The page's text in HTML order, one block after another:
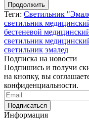
Продолжить
Теги: Светильник
светильник
бестеневой
светильник
светильник эмалед
Подписка на новости
Подпишись и получи
на кнопку, вы
конфиденциальности.
Информация